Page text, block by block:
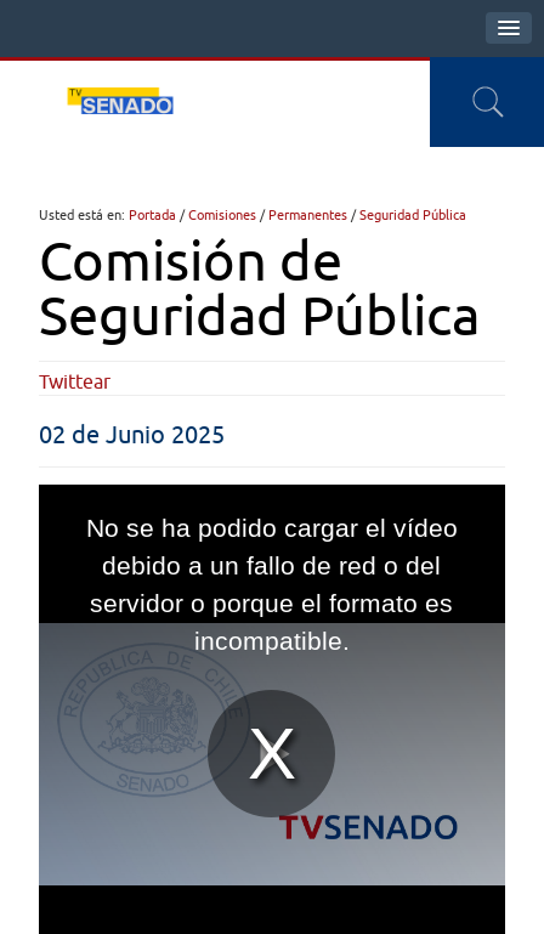
Usted está en: Portada /Comisiones / Permanentes /Seguridad Pública
Comisión de
Seguridad Pública
Twittear
02 de Junio 2025
window.
No se ha podido cargar el vídeo
debido a un fallo de red o del
servidor o porque el formato es
incompatible.